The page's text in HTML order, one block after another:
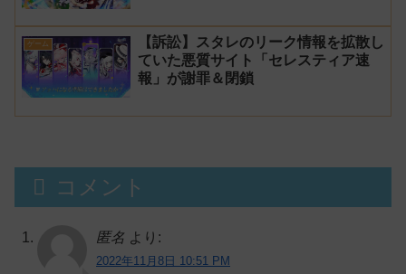
娘エロイラストをリポスト！
ゲーム
【訴訟】スタレのリーク情報を拡散し
ていた悪質サイト「セレスティア速
報」が謝罪＆閉鎖
コメント
匿名 より:
2022年11月8日 10:51 PM